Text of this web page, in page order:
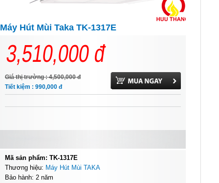
Máy Hút Mùi Taka TK-1317E
3,510,000đ
Giá thị trường : 4,500,000đ
Tiết kiệm : 990,000 đ
Mã sản phẩm: TK-1317E
Thương hiệu: Máy Hút Mùi TAKA
Bảo hành: 2 năm